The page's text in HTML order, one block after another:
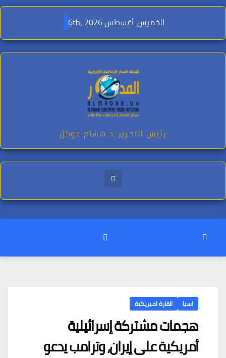
Skip
content
الخميس. أغسطس 6th, 2026
رئيس التحرير .د هشام عوكل
اسيا القارة اميريكية
هجمات مشتركة إسرائيلية
أمريكية على إيران، وترامب يدعو